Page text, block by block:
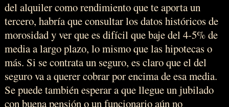
del alquiler como rendimiento que te aporta un
tercero, habría que consultar los datos históricos de
morosidad y ver que es difícil que baje del 4-5% de
media a largo plazo, lo mismo que las hipotecas o
más. Si se contrata un seguro, es claro que el del
seguro va a querer cobrar por encima de esa media.
Se puede también esperar a que llegue un jubilado
con buena pensión o un funcionario aún no